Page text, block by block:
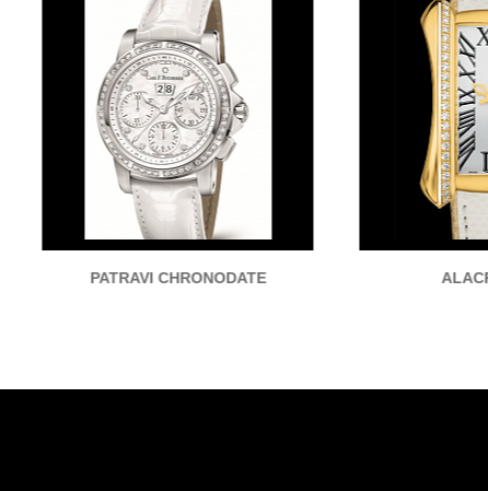
PATRAVI CHRONODATE ALACRIA DIVA